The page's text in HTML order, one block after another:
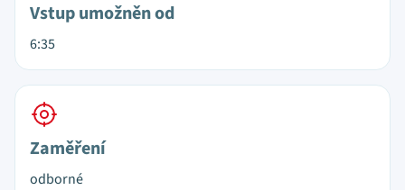
Vstup umožněn od
6:35
Zaměření
odborné